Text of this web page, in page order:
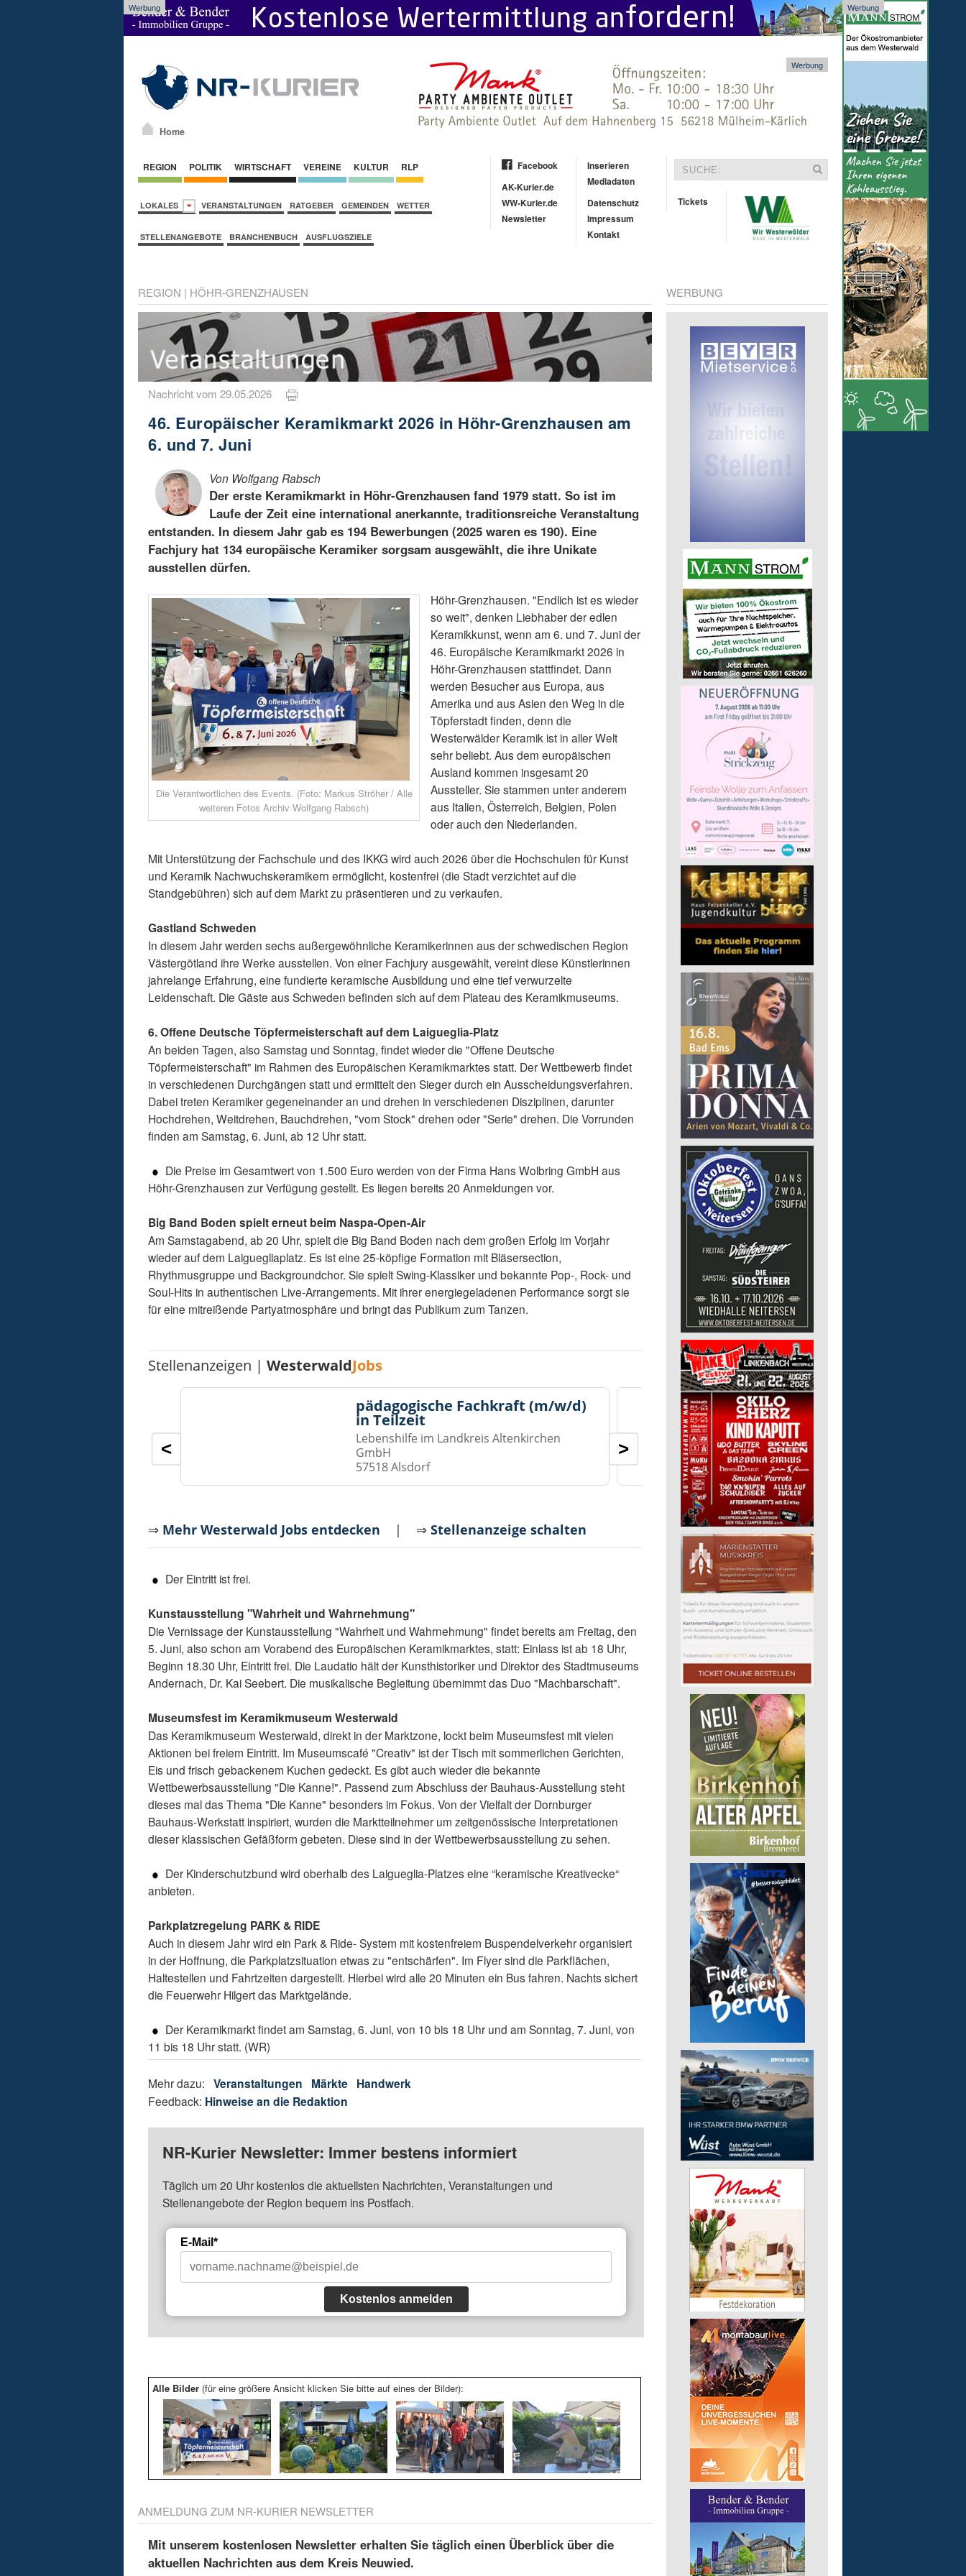
Werbung Werbung
Home
Werbung
REGION POLITIK WIRTSCHAFT VEREINE KULTUR RLP
LOKALES VERANSTALTUNGEN RATGEBER GEMEINDEN WETTER
STELLENANGEBOTE BRANCHENBUCH AUSFLUGSZIELE
Facebook
AK-Kurier.de
WW-Kurier.de
Newsletter
Inserieren
Mediadaten
Datenschutz
Impressum
Kontakt
Tickets
REGION | HÖHR-GRENZHAUSEN
Nachricht vom 29.05.2026
46. Europäischer Keramikmarkt 2026 in Höhr-Grenzhausen am
6. und 7. Juni
Von Wolfgang Rabsch
Der erste Keramikmarkt in Höhr-Grenzhausen fand 1979 statt. So ist im
Laufe der Zeit eine international anerkannte, traditionsreiche Veranstaltung
entstanden. In diesem Jahr gab es 194 Bewerbungen (2025 waren es 190). Eine
Fachjury hat 134 europäische Keramiker sorgsam ausgewählt, die ihre Unikate
ausstellen dürfen.
Die Verantwortlichen des Events. (Foto: Markus Ströher / Alle
weiteren Fotos Archiv Wolfgang Rabsch)
Höhr-Grenzhausen. "Endlich ist es wieder
so weit", denken Liebhaber der edlen
Keramikkunst, wenn am 6. und 7. Juni der
46. Europäische Keramikmarkt 2026 in
Höhr-Grenzhausen stattfindet. Dann
werden Besucher aus Europa, aus
Amerika und aus Asien den Weg in die
Töpferstadt finden, denn die
Westerwälder Keramik ist in aller Welt
sehr beliebt. Aus dem europäischen
Ausland kommen insgesamt 20
Aussteller. Sie stammen unter anderem
aus Italien, Österreich, Belgien, Polen
oder auch den Niederlanden.
Mit Unterstützung der Fachschule und des IKKG wird auch 2026 über die Hochschulen für Kunst
und Keramik Nachwuchskeramikern ermöglicht, kostenfrei (die Stadt verzichtet auf die
Standgebühren) sich auf dem Markt zu präsentieren und zu verkaufen.
Gastland Schweden
In diesem Jahr werden sechs außergewöhnliche Keramikerinnen aus der schwedischen Region
Västergötland ihre Werke ausstellen. Von einer Fachjury ausgewählt, vereint diese Künstlerinnen
jahrelange Erfahrung, eine fundierte keramische Ausbildung und eine tief verwurzelte
Leidenschaft. Die Gäste aus Schweden befinden sich auf dem Plateau des Keramikmuseums.
6. Offene Deutsche Töpfermeisterschaft auf dem Laigueglia-Platz
An beiden Tagen, also Samstag und Sonntag, findet wieder die "Offene Deutsche
Töpfermeisterschaft" im Rahmen des Europäischen Keramikmarktes statt. Der Wettbewerb findet
in verschiedenen Durchgängen statt und ermittelt den Sieger durch ein Ausscheidungsverfahren.
Dabei treten Keramiker gegeneinander an und drehen in verschiedenen Disziplinen, darunter
Hochdrehen, Weitdrehen, Bauchdrehen, "vom Stock" drehen oder "Serie" drehen. Die Vorrunden
finden am Samstag, 6. Juni, ab 12 Uhr statt.
Die Preise im Gesamtwert von 1.500 Euro werden von der Firma Hans Wolbring GmbH aus
Höhr-Grenzhausen zur Verfügung gestellt. Es liegen bereits 20 Anmeldungen vor.
Big Band Boden spielt erneut beim Naspa-Open-Air
Am Samstagabend, ab 20 Uhr, spielt die Big Band Boden nach dem großen Erfolg im Vorjahr
wieder auf dem Laiguegliaplatz. Es ist eine 25-köpfige Formation mit Bläsersection,
Rhythmusgruppe und Backgroundchor. Sie spielt Swing-Klassiker und bekannte Pop-, Rock- und
Soul-Hits in authentischen Live-Arrangements. Mit ihrer energiegeladenen Performance sorgt sie
für eine mitreißende Partyatmosphäre und bringt das Publikum zum Tanzen.
Stellenanzeigen |WesterwaldJobs
pädagogische Fachkraft (m/w/d)
in Teilzeit
Lebenshilfe im Landkreis Altenkirchen
GmbH
57518 Alsdorf
Gruppenleitung (m/w/
Werkstatt
Lebenshilfe im Landkreis
GmbH
57632 Flammersfeld
< >
⇒ Mehr Westerwald Jobs entdecken | ⇒Stellenanzeige schalten
Der Eintritt ist frei.
Kunstausstellung "Wahrheit und Wahrnehmung"
Die Vernissage der Kunstausstellung "Wahrheit und Wahrnehmung" findet bereits am Freitag, den
5. Juni, also schon am Vorabend des Europäischen Keramikmarktes, statt: Einlass ist ab 18 Uhr,
Beginn 18.30 Uhr, Eintritt frei. Die Laudatio hält der Kunsthistoriker und Direktor des Stadtmuseums
Andernach, Dr. Kai Seebert. Die musikalische Begleitung übernimmt das Duo "Machbarschaft".
Museumsfest im Keramikmuseum Westerwald
Das Keramikmuseum Westerwald, direkt in der Marktzone, lockt beim Museumsfest mit vielen
Aktionen bei freiem Eintritt. Im Museumscafé "Creativ" ist der Tisch mit sommerlichen Gerichten,
Eis und frisch gebackenem Kuchen gedeckt. Es gibt auch wieder die bekannte
Wettbewerbsausstellung "Die Kanne!". Passend zum Abschluss der Bauhaus-Ausstellung steht
dieses mal das Thema "Die Kanne" besonders im Fokus. Von der Vielfalt der Dornburger
Bauhaus-Werkstatt inspiriert, wurden die Marktteilnehmer um zeitgenössische Interpretationen
dieser klassischen Gefäßform gebeten. Diese sind in der Wettbewerbsausstellung zu sehen.
Der Kinderschutzbund wird oberhalb des Laigueglia-Platzes eine “keramische Kreativecke“
anbieten.
Parkplatzregelung PARK & RIDE
Auch in diesem Jahr wird ein Park & Ride- System mit kostenfreiem Buspendelverkehr organisiert
in der Hoffnung, die Parkplatzsituation etwas zu "entschärfen". Im Flyer sind die Parkflächen,
Haltestellen und Fahrtzeiten dargestellt. Hierbei wird alle 20 Minuten ein Bus fahren. Nachts sichert
die Feuerwehr Hilgert das Marktgelände.
Der Keramikmarkt findet am Samstag, 6. Juni, von 10 bis 18 Uhr und am Sonntag, 7. Juni, von
11 bis 18 Uhr statt. (WR)
Mehr dazu:Veranstaltungen Märkte Handwerk
Feedback: Hinweise an die Redaktion
NR-Kurier Newsletter: Immer bestens informiert
Täglich um 20 Uhr kostenlos die aktuellsten Nachrichten, Veranstaltungen und
Stellenangebote der Region bequem ins Postfach.
E-Mail*
Kostenlos anmelden
Alle Bilder (für eine größere Ansicht klicken Sie bitte auf eines der Bilder):
ANMELDUNG ZUM NR-KURIER NEWSLETTER
Mit unserem kostenlosen Newsletter erhalten Sie täglich einen Überblick über die
aktuellen Nachrichten aus dem Kreis Neuwied.
WERBUNG